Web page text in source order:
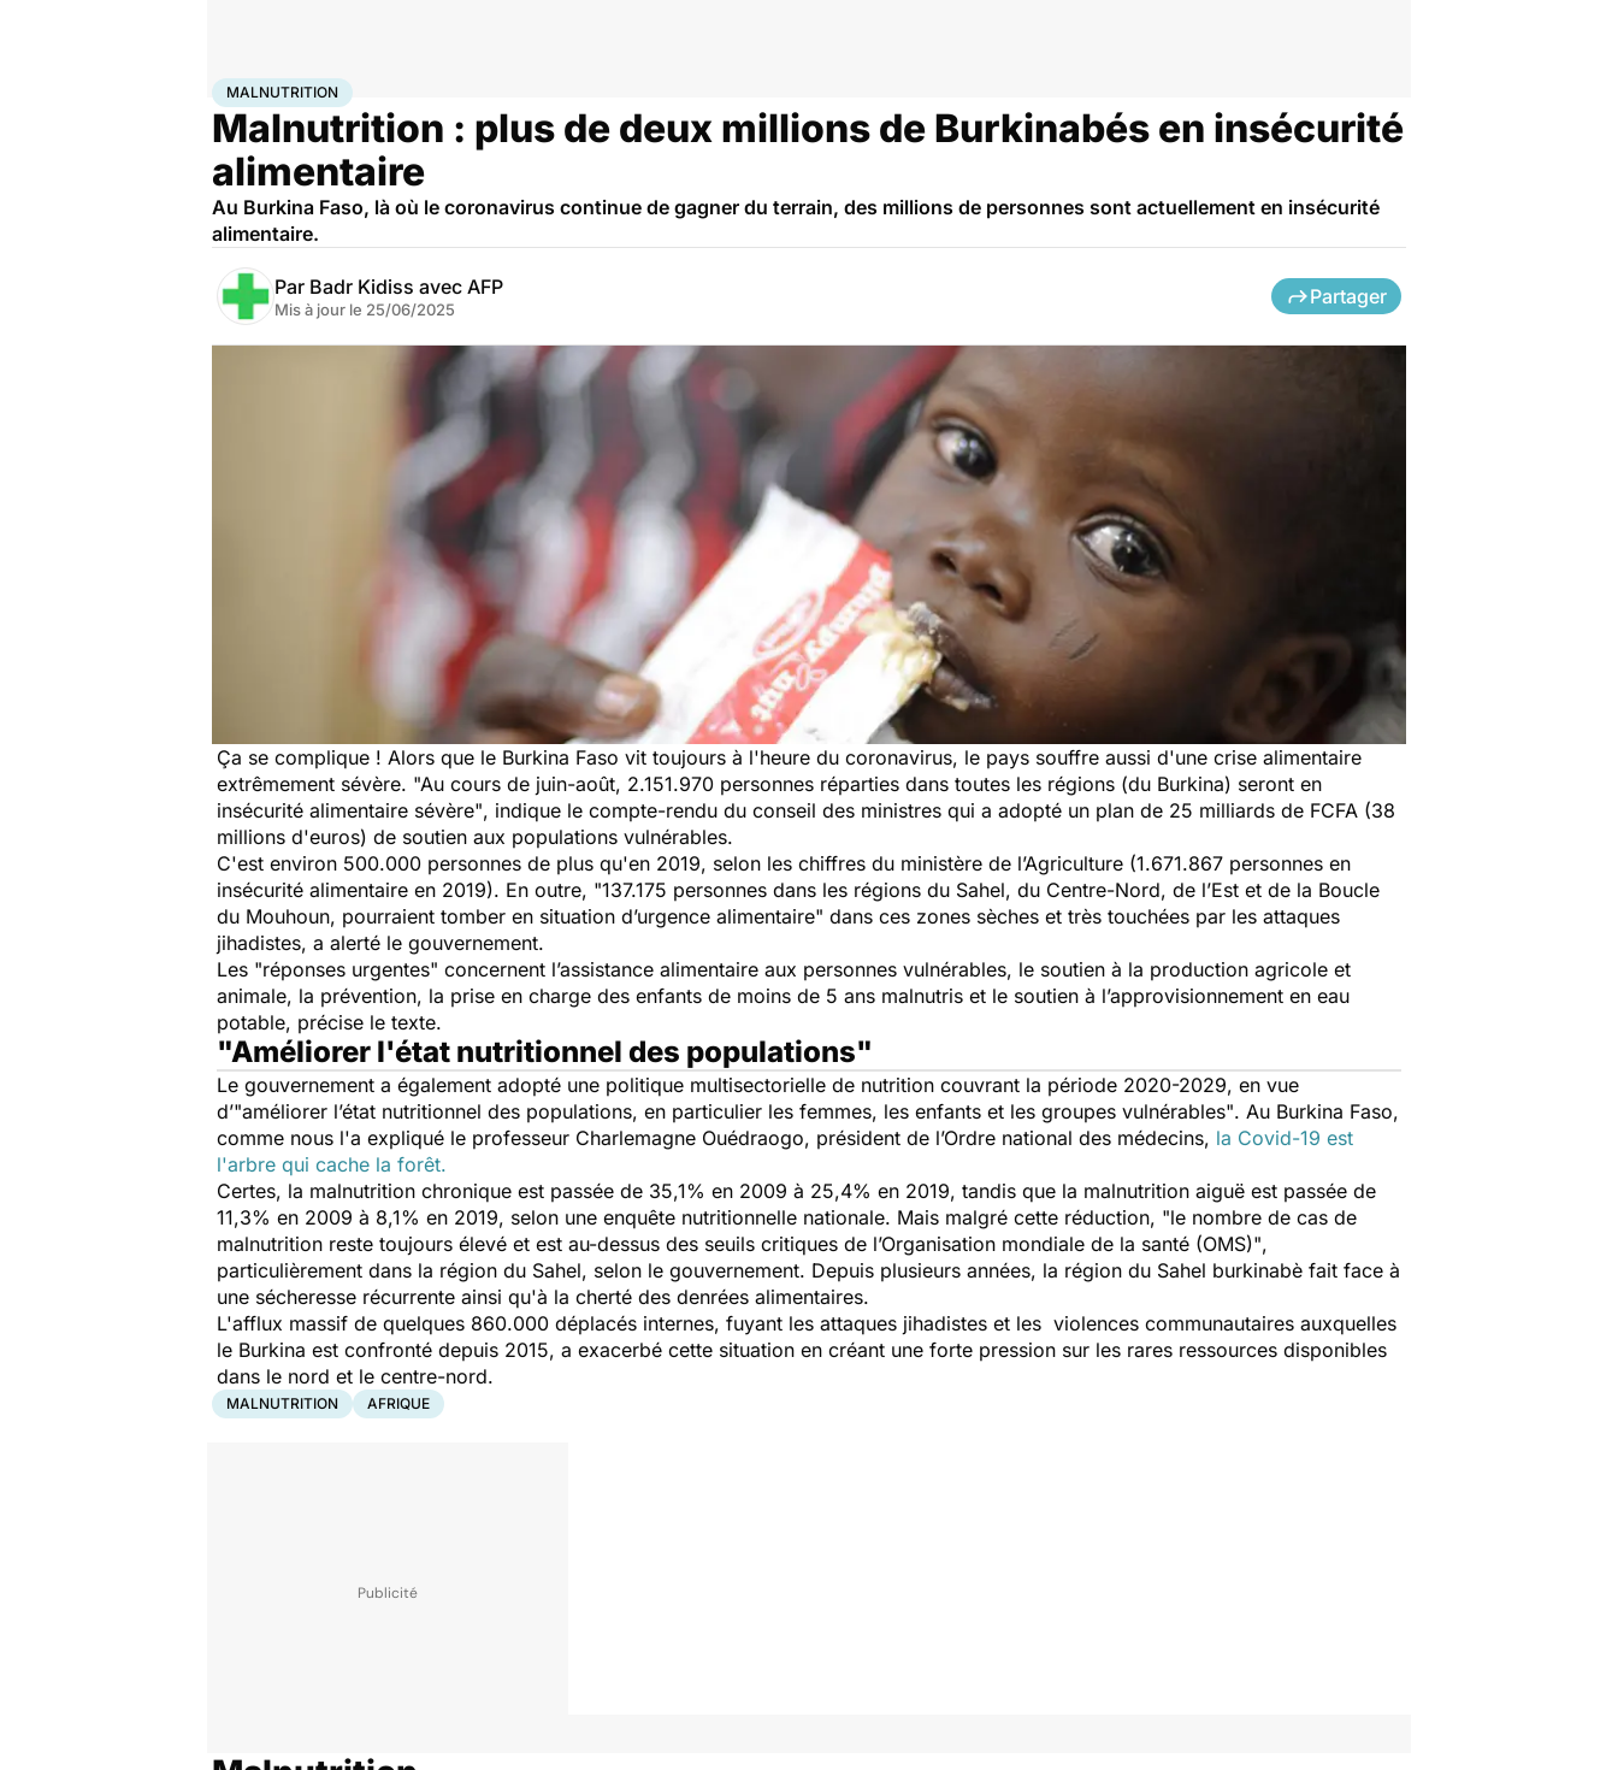
AccueilSantéSociété
MALNUTRITION
Malnutrition : plus de deux millions de Burkinabés en insécurité
alimentaire
Au Burkina Faso, là où le coronavirus continue de gagner du terrain, des millions de personnes sont actuellement en insécurité
alimentaire.
Par Badr Kidiss avec AFP
Mis à jour le 25/06/2025
Partager
Ça se complique ! Alors que le Burkina Faso vit toujours à l'heure du coronavirus, le pays souffre aussi d'une crise alimentaire
extrêmement sévère. "Au cours de juin-août, 2.151.970 personnes réparties dans toutes les régions (du Burkina) seront en
insécurité alimentaire sévère", indique le compte-rendu du conseil des ministres qui a adopté un plan de 25 milliards de FCFA (38
millions d'euros) de soutien aux populations vulnérables.
C'est environ 500.000 personnes de plus qu'en 2019, selon les chiffres du ministère de l’Agriculture (1.671.867 personnes en
insécurité alimentaire en 2019). En outre, "137.175 personnes dans les régions du Sahel, du Centre-Nord, de l’Est et de la Boucle
du Mouhoun, pourraient tomber en situation d’urgence alimentaire" dans ces zones sèches et très touchées par les attaques
jihadistes, a alerté le gouvernement.
Les "réponses urgentes" concernent l’assistance alimentaire aux personnes vulnérables, le soutien à la production agricole et
animale, la prévention, la prise en charge des enfants de moins de 5 ans malnutris et le soutien à l’approvisionnement en eau
potable, précise le texte.
"Améliorer l'état nutritionnel des populations"
Le gouvernement a également adopté une politique multisectorielle de nutrition couvrant la période 2020-2029, en vue
d’"améliorer l’état nutritionnel des populations, en particulier les femmes, les enfants et les groupes vulnérables". Au Burkina Faso,
comme nous l'a expliqué le professeur Charlemagne Ouédraogo, président de l’Ordre national des médecins, la Covid-19 est
l'arbre qui cache la forêt.
Certes, la malnutrition chronique est passée de 35,1% en 2009 à 25,4% en 2019, tandis que la malnutrition aiguë est passée de
11,3% en 2009 à 8,1% en 2019, selon une enquête nutritionnelle nationale. Mais malgré cette réduction, "le nombre de cas de
malnutrition reste toujours élevé et est au-dessus des seuils critiques de l’Organisation mondiale de la santé (OMS)",
particulièrement dans la région du Sahel, selon le gouvernement. Depuis plusieurs années, la région du Sahel burkinabè fait face à
une sécheresse récurrente ainsi qu'à la cherté des denrées alimentaires.
L'afflux massif de quelques 860.000 déplacés internes, fuyant les attaques jihadistes et les violences communautaires auxquelles
le Burkina est confronté depuis 2015, a exacerbé cette situation en créant une forte pression sur les rares ressources disponibles
dans le nord et le centre-nord.
MALNUTRITION AFRIQUE